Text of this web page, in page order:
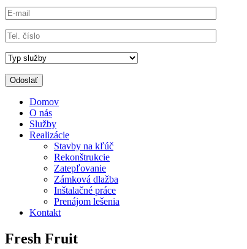
Domov
O nás
Služby
Realizácie
Stavby na kľúč
Rekonštrukcie
Zatepľovanie
Zámková dlažba
Inštalačné práce
Prenájom lešenia
Kontakt
Fresh Fruit